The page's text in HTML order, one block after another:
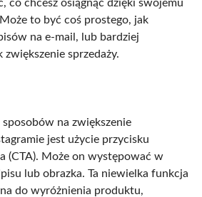
co chcesz osiągnąć dzięki swojemu
to być coś prostego, jak
na e-mail, lub bardziej
sprzedaży.
sposobów na zwiększenie
jest użycie przycisku
(CTA). Może on występować w
lub obrazka. Ta niewielka funkcja
do wyróżnienia produktu,